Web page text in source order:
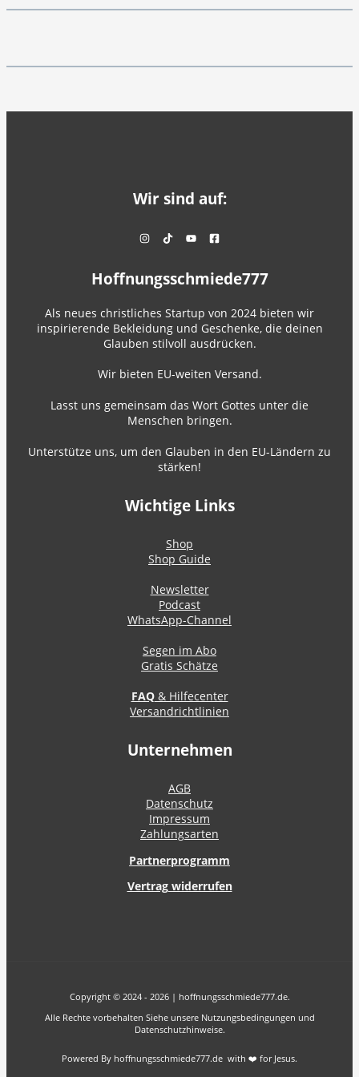
Wir sind auf:
Hoffnungsschmiede777
Als neues christliches Startup von 2024 bieten wir
inspirierende Bekleidung und Geschenke, die deinen
Glauben stilvoll ausdrücken.
Wir bieten EU-weiten Versand.
Lasst uns gemeinsam das Wort Gottes unter die
Menschen bringen.
Unterstütze uns, um den Glauben in den EU-Ländern zu
stärken!
Wichtige Links
Shop
Shop Guide
Newsletter
Podcast
WhatsApp-Channel
Segen im Abo
Gratis Schätze
FAQ& Hilfecenter
Versandrichtlinien
Unternehmen
AGB
Datenschutz
Impressum
Zahlungsarten
Partnerprogramm
Vertrag widerrufen
Copyright © 2024 - 2026 | hoffnungsschmiede777.de.
Alle Rechte vorbehalten Siehe unsere Nutzungsbedingungen und
Datenschutzhinweise.
Powered By hoffnungsschmiede777.de with ❤️ for Jesus.